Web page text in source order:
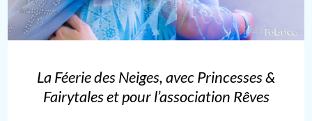
La Féerie des Neiges, avec Princesses &
Fairytales et pour l’association Rêves